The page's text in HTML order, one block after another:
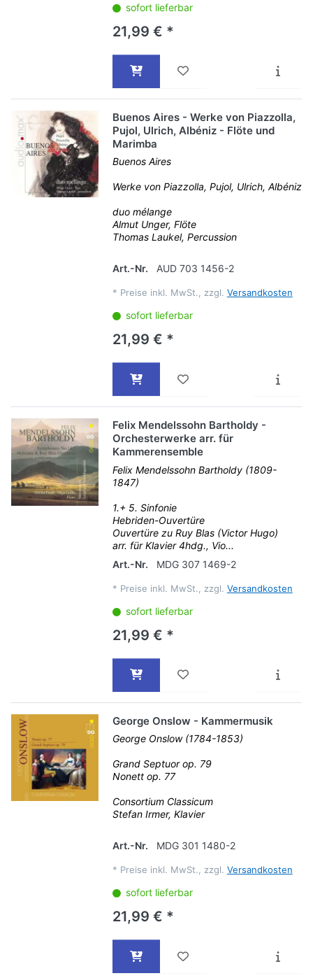
sofort lieferbar
21,99 € *
Buenos Aires - Werke von Piazzolla,
Pujol, Ulrich, Albéniz - Flöte und
Marimba
Buenos Aires
Werke von Piazzolla, Pujol, Ulrich, Albéniz
duo mélange
Almut Unger, Flöte
Thomas Laukel, Percussion
Art.-Nr. AUD 703 1456-2
* Preise inkl. MwSt., zzgl. Versandkosten
sofort lieferbar
21,99 € *
Felix Mendelssohn Bartholdy -
Orchesterwerke arr. für
Kammerensemble
Felix Mendelssohn Bartholdy (1809-
1847)
1.+ 5. Sinfonie
Hebriden-Ouvertüre
Ouvertüre zu Ruy Blas (Victor Hugo)
arr. für Klavier 4hdg., Vio...
Art.-Nr.
MDG 307 1469-2
* Preise inkl. MwSt., zzgl. Versandkosten
sofort lieferbar
21,99 € *
George Onslow - Kammermusik
George Onslow (1784-1853)
Grand Septuor op. 79
Nonett op. 77
Consortium Classicum
Stefan Irmer, Klavier
Art.-Nr. MDG 301 1480-2
* Preise inkl. MwSt., zzgl. Versandkosten
sofort lieferbar
21,99 € *